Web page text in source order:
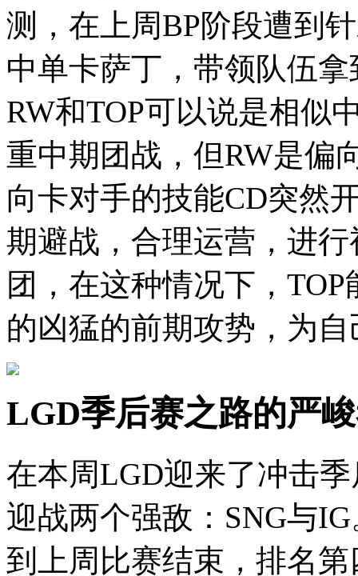
测，在上周BP阶段遭到
中单卡萨丁，带领队伍
RW和TOP可以说是相似
重中期团战，但RW是偏
向卡对手的技能CD突然
期避战，合理运营，进
团，在这种情况下，
的凶猛的前期攻势，为
LGD季后赛之路的严
在本周LGD迎来了冲击
迎战两个强敌：SNG与
到上周比赛结束，排名